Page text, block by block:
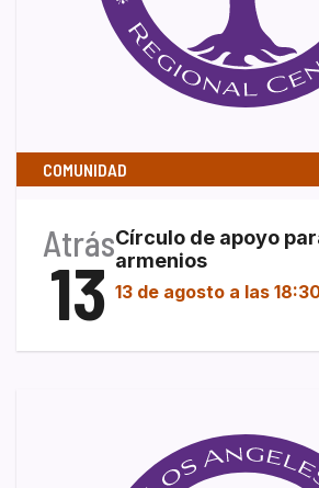
COMUNIDAD
Atrás
13
Círculo de apoyo
armenios
13 de agosto a las